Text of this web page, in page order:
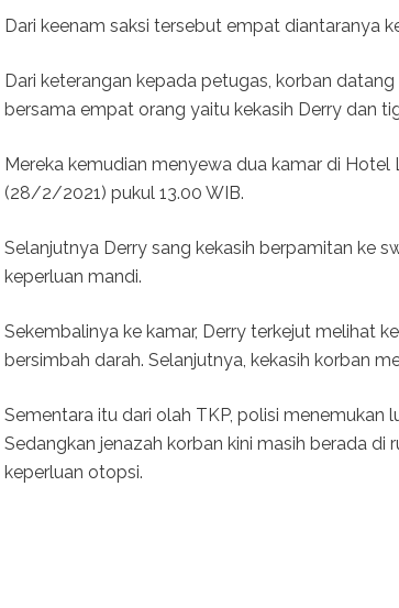
Dari keenam saksi tersebut empat diantaranya
Dari keterangan kepada petugas, korban
bersama empat orang yaitu kekasih Derry dan
Mereka kemudian menyewa dua kamar di Hotel
(28/2/2021) pukul 13.00 WIB.
Selanjutnya Derry sang kekasih berpamitan ke
keperluan mandi.
Sekembalinya ke kamar, Derry terkejut melihat
bersimbah darah. Selanjutnya, kekasih korban
Sementara itu dari olah TKP, polisi menemukan
Sedangkan jenazah korban kini masih berada di
keperluan otopsi.